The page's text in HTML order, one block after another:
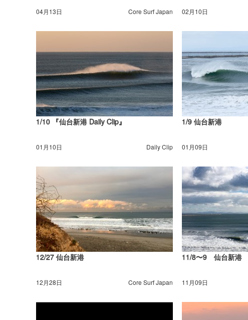
04月13日 Core Surf Japan 02月10日
1/10 『仙台新港 Daily Clip』
01月10日 Daily Clip
1/9 仙台新港
01月09日
12/27 仙台新港
12月28日 Core Surf Japan
11/8〜9 仙台新港
11月09日